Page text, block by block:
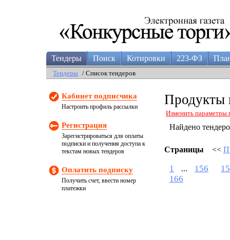
Тендеры Поиск Котировки 223-ФЗ
Тендеры / Список тендеров
Кабинет подписчика
Настроить профиль рассылки
Регистрация
Зарегистрироваться для оплаты
подписки и получения доступа к
текстам новых тендеров
Оплатить подписку
Получить счет, ввести номер
платежки
Продукты
Изменить параметры
Найдено
Страницы <<
1 ... 156
166